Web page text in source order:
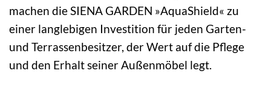
machen die SIENA GARDEN »AquaShield« zu
einer langlebigen Investition für jeden Garten-
und Terrassenbesitzer, der Wert auf die Pflege
und den Erhalt seiner Außenmöbel legt.